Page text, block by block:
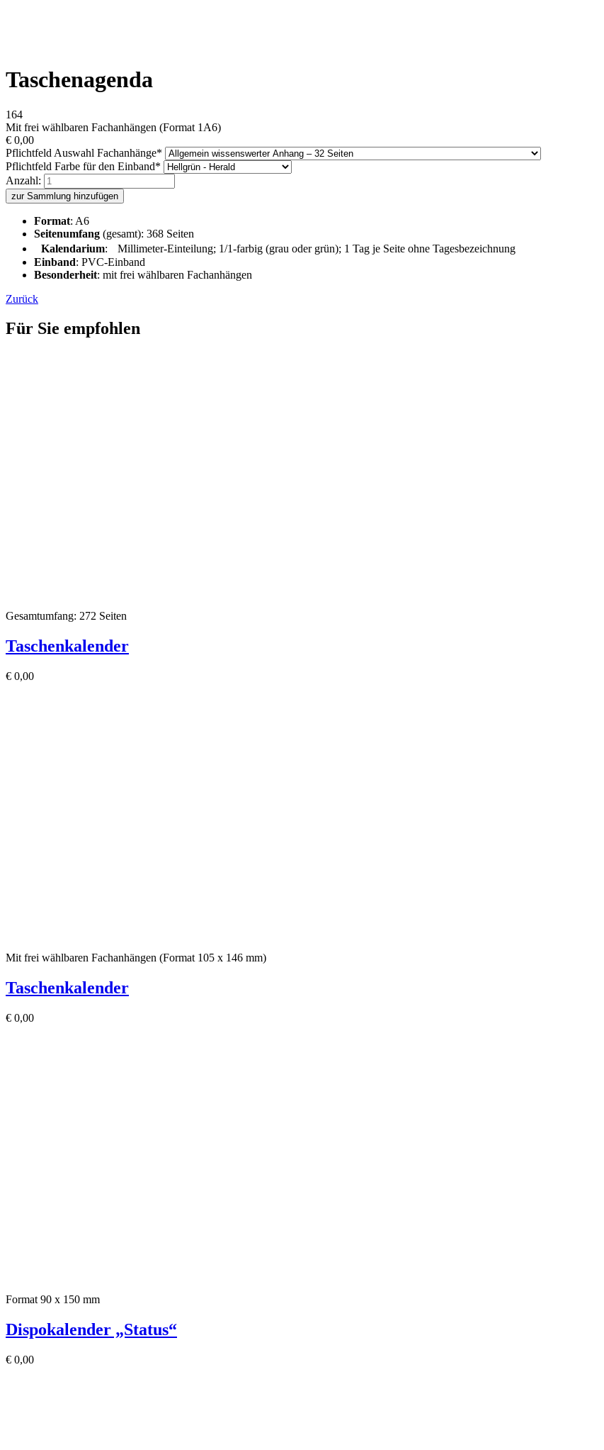
Taschenagenda
164
Mit frei wählbaren Fachanhängen (Format 1A6)
€ 0,00
Pflichtfeld Auswahl Fachanhänge*
Pflichtfeld Farbe für den Einband*
Anzahl:
zur Sammlung hinzufügen
Format: A6
Seitenumfang (gesamt): 368 Seiten
Kalendarium: Millimeter-Einteilung; 1/1-farbig (grau oder grün); 1 Tag je Seite ohne Tagesbezeichnung
Einband: PVC-Einband
Besonderheit: mit frei wählbaren Fachanhängen
Zurück
Für Sie empfohlen
Gesamtumfang: 272 Seiten
Taschenkalender
€ 0,00
Mit frei wählbaren Fachanhängen (Format 105 x 146 mm)
Taschenkalender
€ 0,00
Format 90 x 150 mm
Dispokalender „Status“
€ 0,00